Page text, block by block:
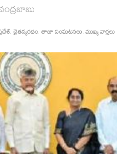
,చైతన్యరధం,తాజా సంఘటనలు,ముఖ్య వార్తలు